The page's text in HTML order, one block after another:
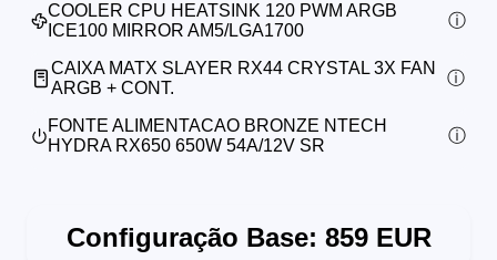
COOLER CPU HEATSINK 120 PWM ARGB
ICE100 MIRROR AM5/LGA1700
CAIXA MATX SLAYER RX44 CRYSTAL 3X FAN
ARGB + CONT.
FONTE ALIMENTACAO BRONZE NTECH
HYDRA RX650 650W 54A/12V SR
Configuração Base: 859 EUR